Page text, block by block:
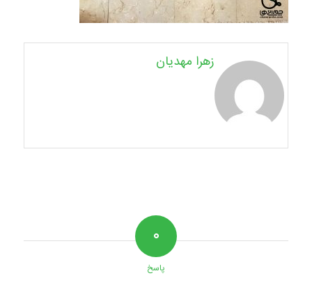
زهرا مهدیان
۰
پاسخ